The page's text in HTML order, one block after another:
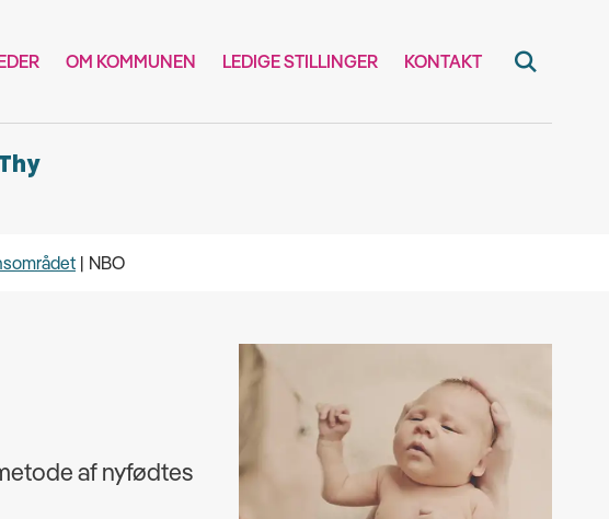
OM KOMMUNEN LEDIGE STILLINGER KONTAKT
NBO
af nyfødtes